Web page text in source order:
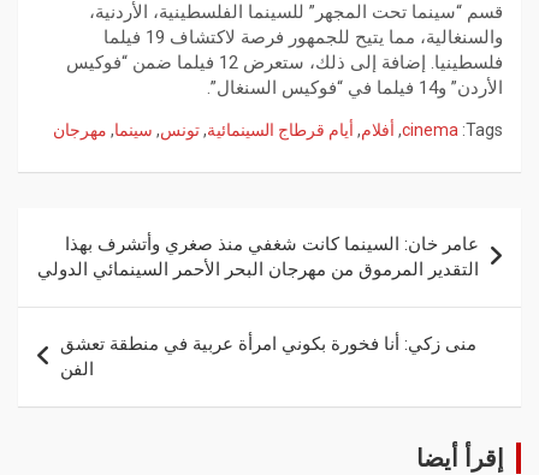
قسم “سينما تحت المجهر” للسينما الفلسطينية، الأردنية،
والسنغالية، مما يتيح للجمهور فرصة لاكتشاف 19 فيلما
فلسطينيا. إضافة إلى ذلك، ستعرض 12 فيلما ضمن “فوكيس
الأردن” و14 فيلما في “فوكيس السنغال”.
Tags:
cinema
, أفلام, أيام قرطاج السينمائية,تونس, سينما, مهرجان
عامر خان: السينما كانت شغفي منذ صغري وأتشرف بهذا
التقدير المرموق من مهرجان البحر الأحمر السينمائي الدولي
منى زكي: أنا فخورة بكوني امرأة عربية في منطقة تعشق
الفن
إقرأ أيضا